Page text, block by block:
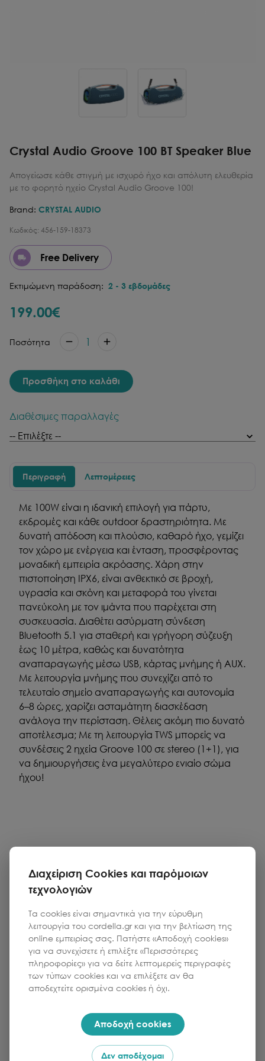
Crystal Audio Groove 100 BT Speaker Blue
Απογείωσε κάθε στιγμή με ισχυρό ήχο και απόλυτη ελευθερία
με το φορητό ηχείο Crystal Audio Groove 100!
Brand: CRYSTAL AUDIO
Κωδικός: 456-159-18373
Free Delivery
Εκτιμώμενη παράδοση: 2 - 3 εβδομάδες
199.00€
Ποσότητα 1
Προσθήκη στο καλάθι
Διαθέσιμες παραλλαγές
Περιγραφή Λεπτομέρειες
Με 100W είναι η ιδανική επιλογή για πάρτυ,
εκδρομές και κάθε outdoor δραστηριότητα. Με
δυνατή απόδοση και πλούσιο, καθαρό ήχο, γεμίζει
τον χώρο με ενέργεια και ένταση, προσφέροντας
μοναδική εμπειρία ακρόασης. Χάρη στην
πιστοποίηση IPX6, είναι ανθεκτικό σε βροχή,
υγρασία και σκόνη και μεταφορά του γίνεται
πανεύκολη με τον ιμάντα που παρέχεται στη
συσκευασία. Διαθέτει ασύρματη σύνδεση
Bluetooth 5.1 για σταθερή και γρήγορη σύζευξη
έως 10 μέτρα, καθώς και δυνατότητα
αναπαραγωγής μέσω USB, κάρτας μνήμης ή AUX.
Με λειτουργία μνήμης που συνεχίζει από το
τελευταίο σημείο αναπαραγωγής και αυτονομία
6–8 ώρες, χαρίζει ασταμάτητη διασκέδαση
ανάλογα την περίσταση. Θέλεις ακόμη πιο δυνατό
αποτέλεσμα; Με τη λειτουργία TWS μπορείς να
συνδέσεις 2 ηχεία Groove 100 σε stereo (1+1), για
να δημιουργήσεις ένα μεγαλύτερο ενιαίο σώμα
ήχου!
Διαχείριση Cookies και παρόμοιων
τεχνολογιών
Τα cookies είναι σημαντικά για την εύρυθμη
λειτουργία του cordella.gr και για την βελτίωση της
online εμπειρίας σας. Πατήστε «Αποδοχή cookies»
για να συνεχίσετε ή επιλέξτε «Περισσότερες
πληροφορίες» για να δείτε λεπτομερείς περιγραφές
των τύπων cookies και να επιλέξετε αν θα
αποδεχτείτε ορισμένα cookies ή όχι.
Αποδοχή cookies
Δεν αποδέχομαι